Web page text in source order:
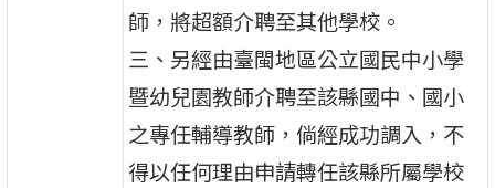
師，將超額介聘至其他學校。
三、另經由臺閩地區公立國民中小學
暨幼兒園教師介聘至該縣國中、國小
之專任輔導教師，倘經成功調入，不
得以任何理由申請轉任該縣所屬學校